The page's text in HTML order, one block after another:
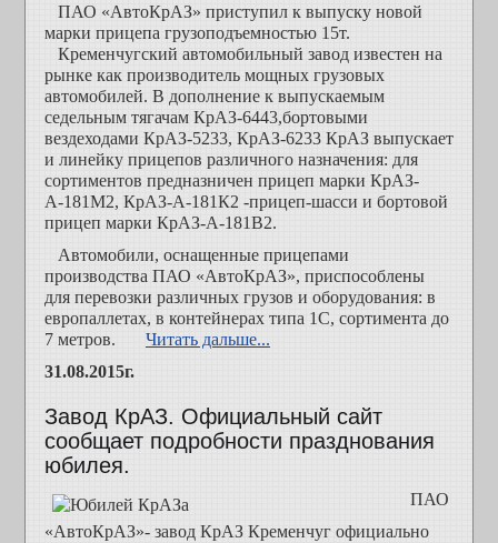
ПАО «АвтоКрАЗ» приступил к выпуску новой
марки прицепа грузоподъемностью 15т.
Кременчугский автомобильный завод известен на
рынке как производитель мощных грузовых
автомобилей. В дополнение к выпускаемым
седельным тягачам КрАЗ-6443,бортовыми
вездеходами КрАЗ-5233, КрАЗ-6233 КрАЗ выпускает
и линейку прицепов различного назначения: для
сортиментов предназничен прицеп марки КрАЗ-
А-181М2, КрАЗ-А-181К2 -прицеп-шасси и бортовой
прицеп марки КрАЗ-А-181В2.
Автомобили, оснащенные прицепами
производства ПАО «АвтоКрАЗ», приспособлены
для перевозки различных грузов и оборудования: в
европаллетах, в контейнерах типа 1С, сортимента до
7 метров.
Читать дальше...
31.08.2015г.
Завод КрАЗ. Официальный сайт
сообщает подробности празднования
юбилея.
ПАО
«АвтоКрАЗ»- завод КрАЗ Кременчуг официально